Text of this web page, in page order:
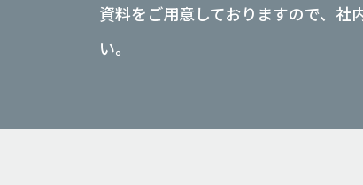
資料をご用意しておりますので、社
い。